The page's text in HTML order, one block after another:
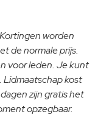
worden
de normale prijs.
voor leden. Je kunt
Lidmaatschap kost
zijn gratis het
opzegbaar.